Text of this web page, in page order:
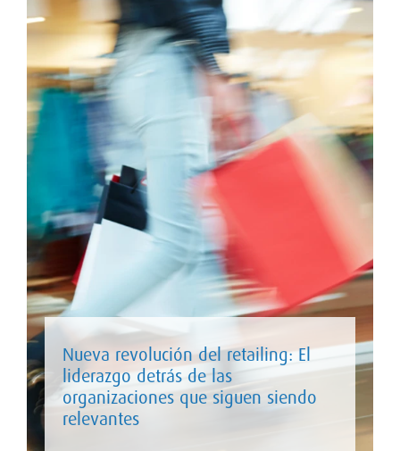
Nueva revolución del retailing: El
liderazgo detrás de las
organizaciones que siguen siendo
relevantes